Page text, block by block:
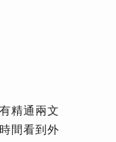
精通兩文
間看到外